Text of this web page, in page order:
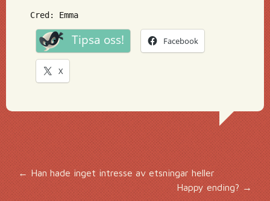
Cred: Emma
Tipsa oss! Facebook
X
Inläggsnavigering
←Han hade inget intresse av etsningar heller
Happy ending?→